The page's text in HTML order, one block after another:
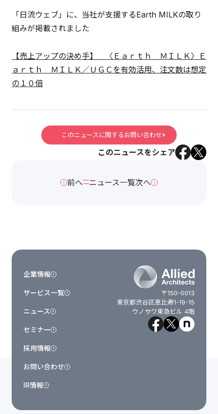
「日流ウェブ」に、当社が支援するEarth MILKの取り
組みが掲載されました
【売上アップの決め手】 〈Ｅａｒｔｈ ＭＩＬＫ〉Ｅ
ａｒｔｈ ＭＩＬＫ／ＵＧＣを有効活用、注文数は想定
の１０倍
このニュースに関するお問い合わせ
このニュースをシェア
前へ ニュース一覧次へ
〒150-0013
東京都渋谷区恵比寿1-19-15
ウノサワ東急ビル 4階
企業情報
サービス一覧
ニュース
セミナー
採用情報
お問い合わせ
IR情報